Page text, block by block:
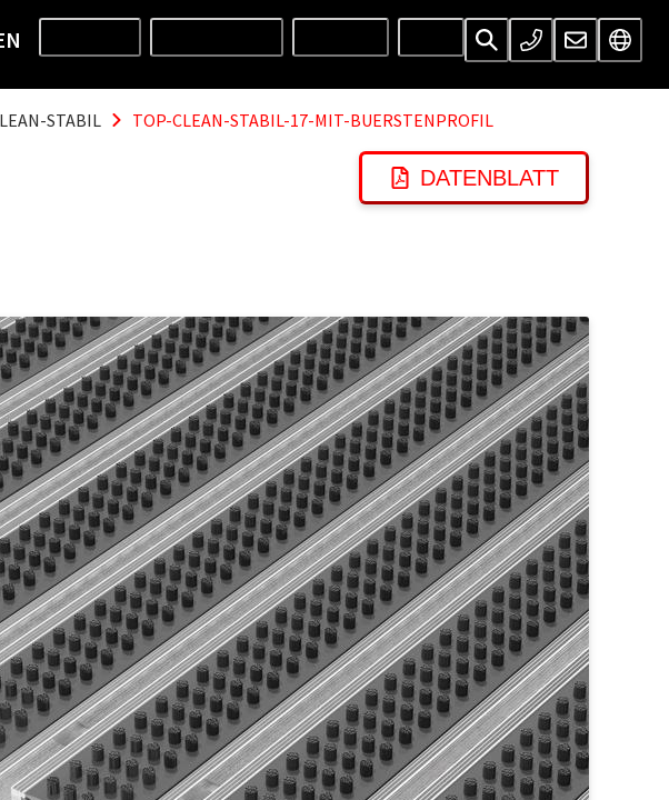
STABIL TOP-CLEAN-STABIL-17-MIT-BUERSTENPROFIL
DATENBLATT